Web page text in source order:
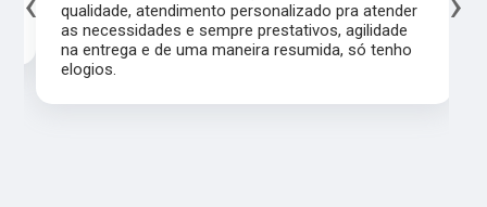
qualidade, atendimento personalizado pra atender
as necessidades e sempre prestativos, agilidade
na entrega e de uma maneira resumida, só tenho
elogios.